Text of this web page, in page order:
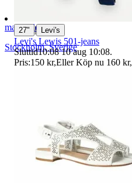
mairesale
Stockholm,Sverige
27" | Levi's
Levi's Lewis 501-jeans
Sluttid10:08 10 aug 10:08.
Pris:150 kr,Eller Köp nu 160 kr,